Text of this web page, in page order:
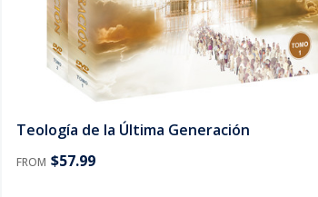
Teología de la Última Generación
FROM $57.99